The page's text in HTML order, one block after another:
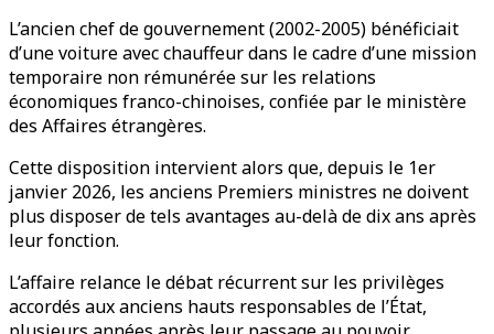
L’ancien chef de gouvernement (2002-2005) bénéficiait
d’une voiture avec chauffeur dans le cadre d’une mission
temporaire non rémunérée sur les relations
économiques franco-chinoises, confiée par le ministère
des Affaires étrangères.
Cette disposition intervient alors que, depuis le 1er
janvier 2026, les anciens Premiers ministres ne doivent
plus disposer de tels avantages au-delà de dix ans après
leur fonction.
L’affaire relance le débat récurrent sur les privilèges
accordés aux anciens hauts responsables de l’État,